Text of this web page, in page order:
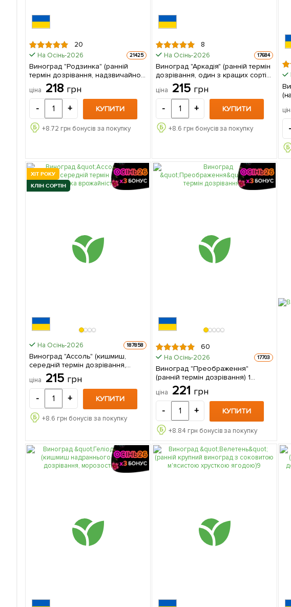
20
На Осінь-2026 21425
Виноград "Родзинка" (ранній
термін дозрівання, надзвичайно
смачні плоди) 1 саджанець в
упаковці
ціна 218 грн
- + КУПИТИ
+8.72 грн бонусів за покупку
8
На Осінь-2026 17684
Виноград "Аркадія" (ранній термін
дозрівання, один з кращих сортів
в Україні) 1 саджанець в упаковці
ціна 215 грн
- + КУПИТИ
+8.6 грн бонусів за покупку -
ХІТ РОКУ
КЛІН СОРТІН
На Осінь-2026 187858
Виноград "Ассоль" (кишмиш,
середній термін дозрівання,
висока врожайність) 1 саджанець
в упаковці
ціна 215 грн
- + КУПИТИ
+8.6 грн бонусів за покупку
60
На Осінь-2026 17703
Виноград "Преображення"
(ранній термін дозрівання) 1
саджанець в упаковці
ціна 221 грн
- + КУПИТИ
+8.84 грн бонусів за покупку